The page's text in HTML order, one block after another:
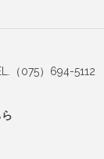
075）694-5112